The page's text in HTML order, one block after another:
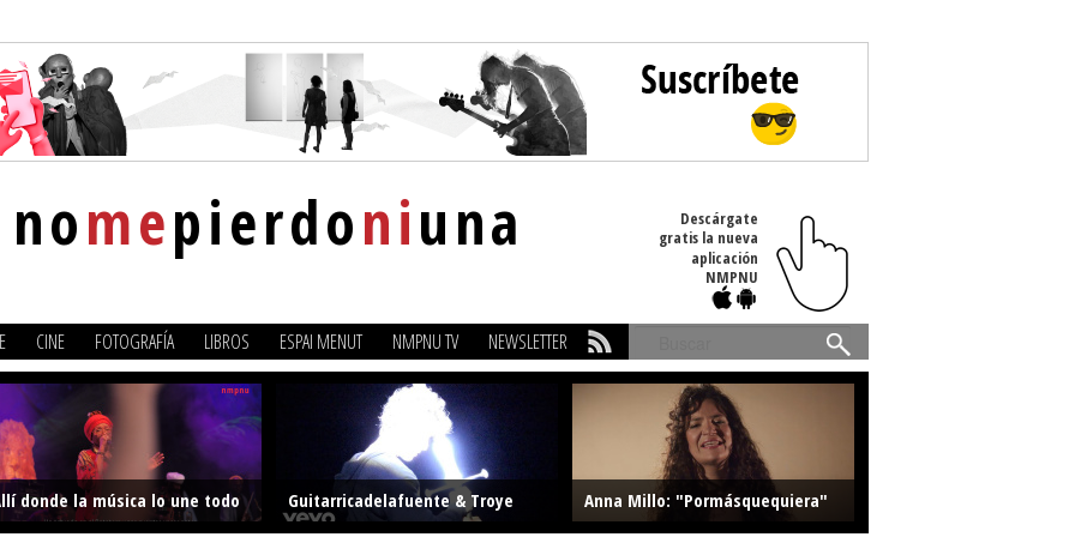
nomepierdoniuna
Descárgate
gratis la nueva
aplicación
NMPNU
CINE FOTOGRAFÍA LIBROS ESPAI MENUT NMPNU TV NEWSLETTER
Buscar
donde la música lo une todo
Guitarricadelafuente & Troye
Anna Millo: "Pormásquequiera"